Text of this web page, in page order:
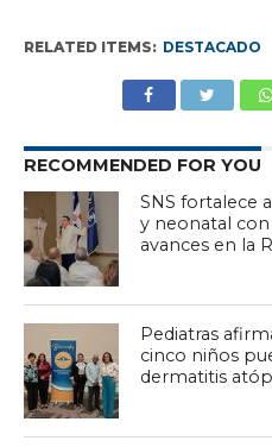
RELATED ITEMS: DESTACADO
RECOMMENDED FOR YOU
SNS fortalece
y neonatal con
avances en la
Pediatras
cinco niños
dermatitis